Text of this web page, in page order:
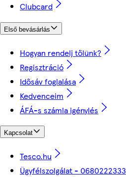
Clubcard
Első bevásárlás
Hogyan rendelj tőlünk?
Regisztráció
Idősáv foglalása
Kedvenceim
ÁFÁ-s számla igénylés
Kapcsolat
Tesco.hu
Ügyfélszolgálat - 0680222333